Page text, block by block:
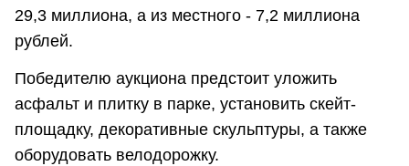
29,3 миллиона, а из местного - 7,2 миллиона
рублей.
Победителю аукциона предстоит уложить
асфальт и плитку в парке, установить скейт-
площадку, декоративные скульптуры, а также
оборудовать велодорожку.